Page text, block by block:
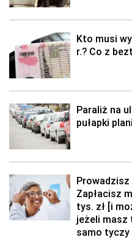
Kto musi
r.? Co z
Paraliż na
pułapki
Zapłacisz
tys. zł [i
jeżeli masz
samo